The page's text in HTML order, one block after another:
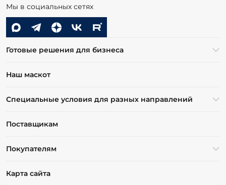
Мы в социальных сетях
Готовые решения для бизнеса
Наш маскот
Специальные условия для разных направлений
Поставщикам
Покупателям
Карта сайта